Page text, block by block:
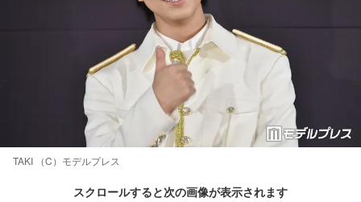
TAKI （C）モデルプレス
スクロールすると次の画像が表示されます